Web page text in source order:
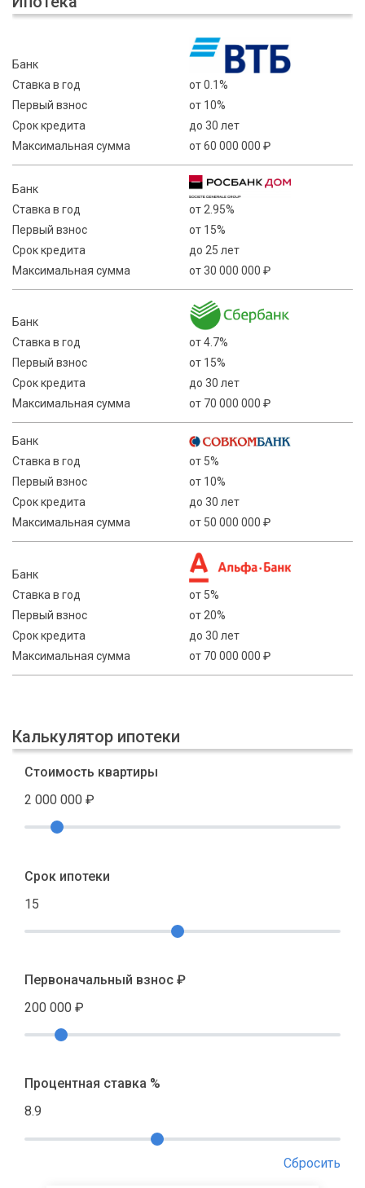
Банк
Ставка в год
от 0.1%
Первый взнос
от 10%
Срок кредита
до 30 лет
Максимальная сумма
от 60 000 000 ₽
Банк
Ставка в год
от 2.95%
Первый взнос
от 15%
Срок кредита
до 25 лет
Максимальная сумма
от 30 000 000 ₽
Банк
Ставка в год
от 4.7%
Первый взнос
от 15%
Срок кредита
до 30 лет
Максимальная сумма
от 70 000 000 ₽
Банк
Ставка в год
от 5%
Первый взнос
от 10%
Срок кредита
до 30 лет
Максимальная сумма
от 50 000 000 ₽
Банк
Ставка в год
от 5%
Первый взнос
от 20%
Срок кредита
до 30 лет
Максимальная сумма
от 70 000 000 ₽
Калькулятор ипотеки
Стоимость квартиры
2 000 000 ₽
Срок ипотеки
15
Первоначальный взнос ₽
200 000 ₽
Процентная ставка %
8.9
Сбросить